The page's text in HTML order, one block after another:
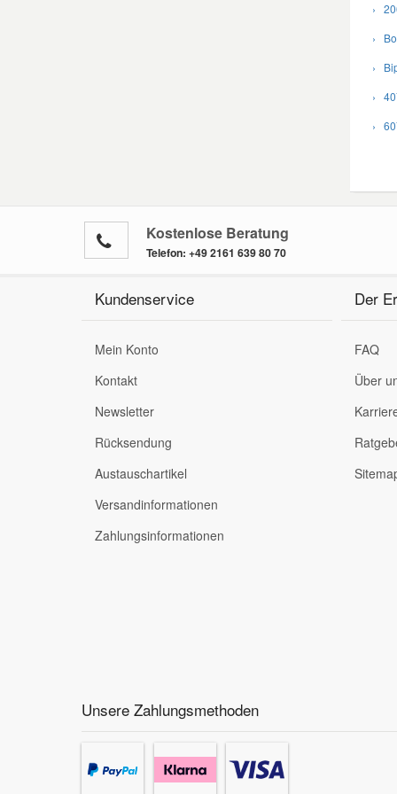
›
›
›
›
›
Kostenlose Beratung
Telefon: +49 2161 639 80 70
Kundenservice
Mein Konto
Kontakt
Newsletter
Rücksendung
Austauschartikel
Versandinformationen
Zahlungsinformationen
Der
FAQ
Über
Unsere Zahlungsmethoden